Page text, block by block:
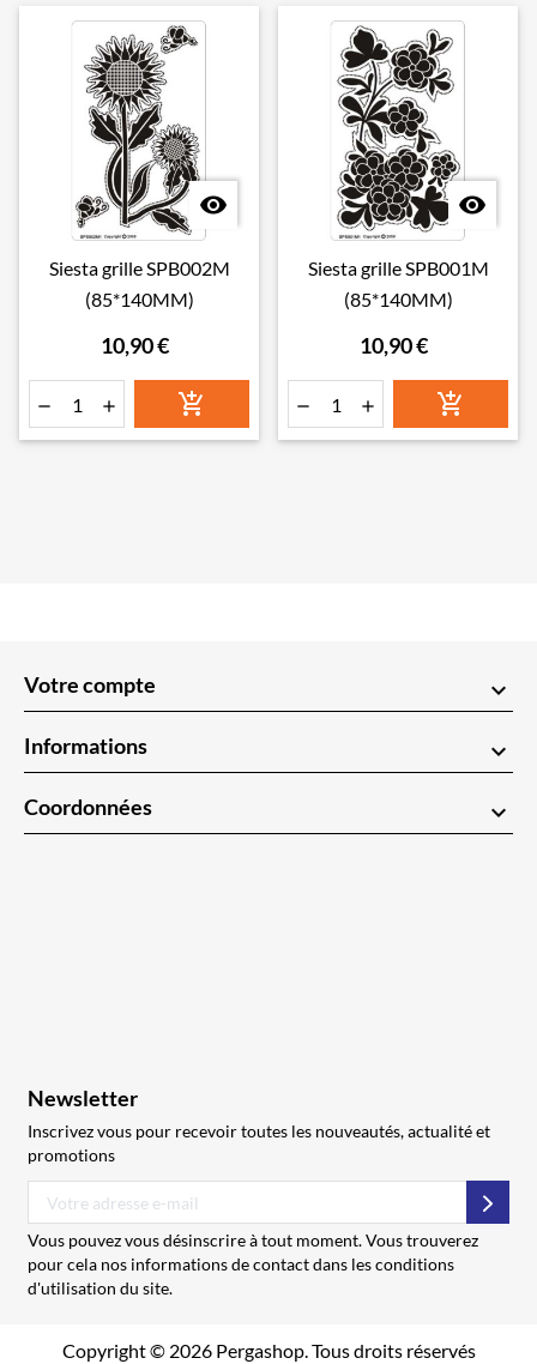

Siesta grille SPB002M
(85*140MM)
10,90 €
  

Siesta grille SPB001M
(85*140MM)
10,90 €
  
Votre compte keyboard_arrow_down
Informations keyboard_arrow_down
Coordonnées keyboard_arrow_down
Newsletter
Inscrivez vous pour recevoir toutes les nouveautés, actualité et
promotions
Vous pouvez vous désinscrire à tout moment. Vous trouverez
pour cela nos informations de contact dans les conditions
d'utilisation du site.
Copyright © 2026 Pergashop. Tous droits réservés